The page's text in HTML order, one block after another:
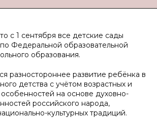
с 1 сентября все детские сады
Федеральной образовательной
образования.
разностороннее развитие ребёнка в
детства с учётом возрастных и
на основе духовно-
российского народа,
культурных традиций.